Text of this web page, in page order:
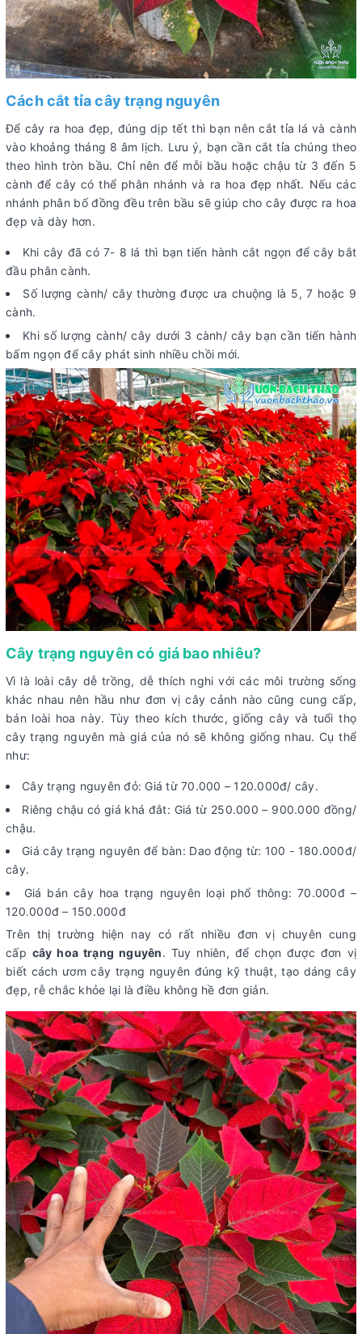
Cách cắt tỉa cây trạng nguyên
Để cây ra hoa đẹp, đúng dịp tết thì bạn nên cắt tỉa lá và cành
vào khoảng tháng 8 âm lịch. Lưu ý, bạn cần cắt tỉa chúng theo
theo hình tròn bầu. Chỉ nên để mỗi bầu hoặc chậu từ 3 đến 5
cành để cây có thể phân nhánh và ra hoa đẹp nhất. Nếu các
nhánh phân bố đồng đều trên bầu sẽ giúp cho cây được ra hoa
đẹp và dày hơn.
Khi cây đã có 7- 8 lá thì bạn tiến hành cắt ngọn để cây bắt
đầu phân cành.
Số lượng cành/ cây thường được ưa chuộng là 5, 7 hoặc 9
cành.
Khi số lượng cành/ cây dưới 3 cành/ cây bạn cần tiến hành
bấm ngọn để cây phát sinh nhiều chồi mới.
Cây trạng nguyên có giá bao nhiêu?
Vì là loài cây dễ trồng, dễ thích nghi với các môi trường sống
khác nhau nên hầu như đơn vị cây cảnh nào cũng cung cấp,
bán loài hoa này. Tùy theo kích thước, giống cây và tuổi thọ
cây trạng nguyên mà giá của nó sẽ không giống nhau. Cụ thể
như:
Cây trạng nguyên đỏ: Giá từ 70.000 – 120.000đ/ cây.
Riêng chậu có giá khá đắt: Giá từ 250.000 – 900.000 đồng/
chậu.
Giá cây trạng nguyên để bàn: Dao động từ: 100 - 180.000đ/
cây.
Giá bán cây hoa trạng nguyên loại phổ thông: 70.000đ –
120.000đ – 150.000đ
Trên thị trường hiện nay có rất nhiều đơn vị chuyên cung
cấp cây hoa trạng nguyên. Tuy nhiên, để chọn được đơn vị
biết cách ươm cây trạng nguyên đúng kỹ thuật, tạo dáng cây
đẹp, rễ chắc khỏe lại là điều không hề đơn giản.